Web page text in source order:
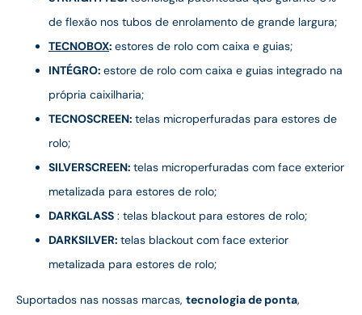
de flexão nos tubos de enrolamento de grande largura;
TECNOBOX: estores de rolo com caixa e guias;
INTÉGRO: estore de rolo com caixa e guias integrado na
própria caixilharia;
TECNOSCREEN: telas microperfuradas para estores de
rolo;
SILVERSCREEN: telas microperfuradas com face exterior
metalizada para estores de rolo;
DARKGLASS : telas blackout para estores de rolo;
DARKSILVER: telas blackout com face exterior
metalizada para estores de rolo;
Suportados nas nossas marcas, tecnologia de ponta,